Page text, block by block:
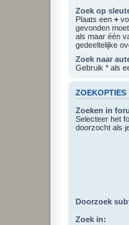
Zoek op
Plaats een +
gevonden
als maar één
gedeeltelijke
Zoek naar
Gebruik * als
ZOEKOPTIES
Zoeken in
Selecteer het
doorzocht als
Doorzoek
Zoek in: